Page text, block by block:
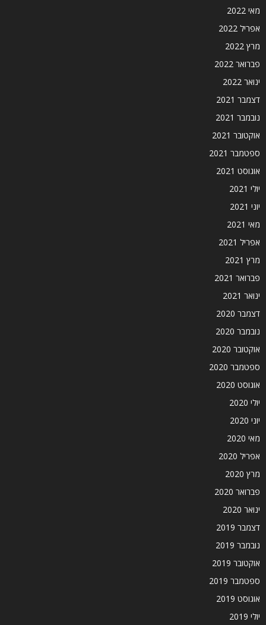
מאי 2022
אפריל 2022
מרץ 2022
פברואר 2022
ינואר 2022
דצמבר 2021
נובמבר 2021
אוקטובר 2021
ספטמבר 2021
אוגוסט 2021
יולי 2021
יוני 2021
מאי 2021
אפריל 2021
מרץ 2021
פברואר 2021
ינואר 2021
דצמבר 2020
נובמבר 2020
אוקטובר 2020
ספטמבר 2020
אוגוסט 2020
יולי 2020
יוני 2020
מאי 2020
אפריל 2020
מרץ 2020
פברואר 2020
ינואר 2020
דצמבר 2019
נובמבר 2019
אוקטובר 2019
ספטמבר 2019
אוגוסט 2019
יולי 2019